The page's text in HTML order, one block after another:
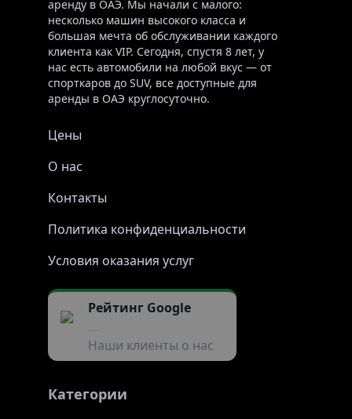
аренду в ОАЭ. Мы начали с малого:
несколько машин высокого класса и
большая мечта об обслуживании каждого
клиента как VIP. Сегодня, спустя 8 лет, у
нас есть автомобили на любой вкус — от
спорткаров до SUV, все доступные для
аренды в ОАЭ круглосуточно.
Цены
О нас
Контакты
Политика конфиденциальности
Условия оказания услуг
Рейтинг Google
...
Наши клиенты о нас
Категории